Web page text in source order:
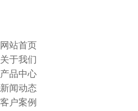
网站首页
关于我们
产品中心
新闻动态
客户案例